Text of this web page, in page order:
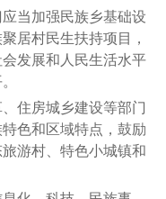
当加强民族乡基础设
居村民生扶持项目，
发展和人民生活水平
房城乡建设等部门
色和区域特点，鼓励
游村、特色小城镇和